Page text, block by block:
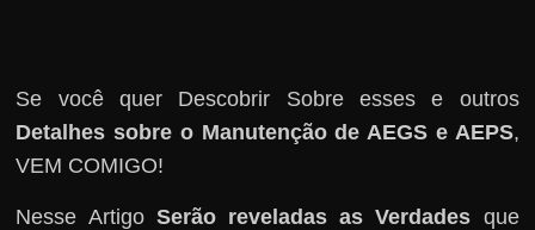
Se você quer Descobrir Sobre esses e outros
Detalhes sobre o Manutenção de AEGS e AEPS,
VEM COMIGO!
Nesse Artigo Serão reveladas as Verdades que